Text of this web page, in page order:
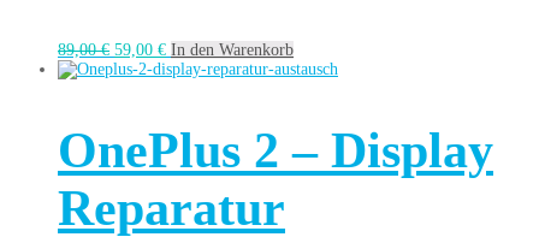
89,00€ 59,00 € In den Warenkorb
OnePlus 2 – Display
Reparatur